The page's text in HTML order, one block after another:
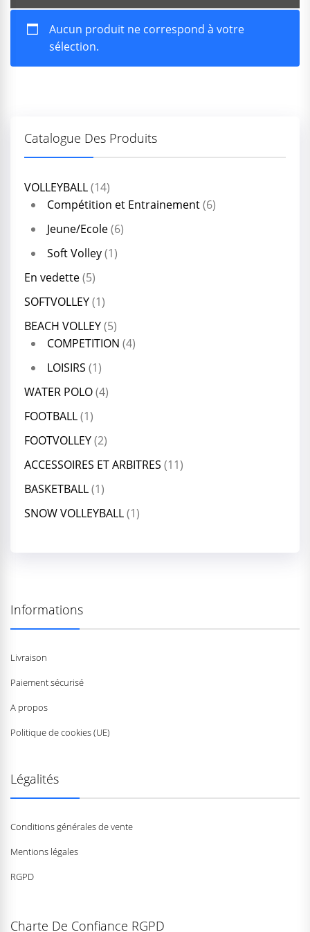
Aucun produit ne correspond à votre
sélection.
Catalogue Des Produits
VOLLEYBALL(14)
Compétition et Entrainement(6)
Jeune/Ecole(6)
Soft Volley(1)
En vedette(5)
SOFTVOLLEY(1)
BEACH VOLLEY(5)
COMPETITION (4)
LOISIRS (1)
WATER POLO(4)
FOOTBALL(1)
FOOTVOLLEY(2)
ACCESSOIRES ET ARBITRES (11)
BASKETBALL(1)
SNOW VOLLEYBALL(1)
Informations
Livraison
Paiement sécurisé
A propos
Politique de cookies (UE)
Légalités
Conditions générales de vente
Mentions légales
RGPD
Charte De Confiance RGPD